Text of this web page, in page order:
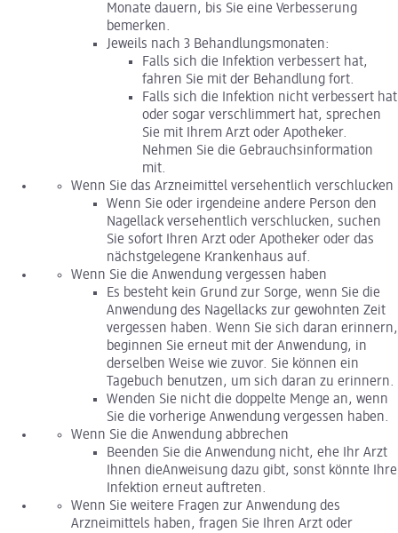
Monate dauern, bis Sie eine Verbesserung
bemerken.
Jeweils nach 3 Behandlungsmonaten:
Falls sich die Infektion verbessert hat,
fahren Sie mit der Behandlung fort.
Falls sich die Infektion nicht verbessert hat
oder sogar verschlimmert hat, sprechen
Sie mit Ihrem Arzt oder Apotheker.
Nehmen Sie die Gebrauchsinformation
mit.
Wenn Sie das Arzneimittel versehentlich verschlucken
Wenn Sie oder irgendeine andere Person den
Nagellack versehentlich verschlucken, suchen
Sie sofort Ihren Arzt oder Apotheker oder das
nächstgelegene Krankenhaus auf.
Wenn Sie die Anwendung vergessen haben
Es besteht kein Grund zur Sorge, wenn Sie die
Anwendung des Nagellacks zur gewohnten Zeit
vergessen haben. Wenn Sie sich daran erinnern,
beginnen Sie erneut mit der Anwendung, in
derselben Weise wie zuvor. Sie können ein
Tagebuch benutzen, um sich daran zu erinnern.
Wenden Sie nicht die doppelte Menge an, wenn
Sie die vorherige Anwendung vergessen haben.
Wenn Sie die Anwendung abbrechen
Beenden Sie die Anwendung nicht, ehe Ihr Arzt
Ihnen dieAnweisung dazu gibt, sonst könnte Ihre
Infektion erneut auftreten.
Wenn Sie weitere Fragen zur Anwendung des
Arzneimittels haben, fragen Sie Ihren Arzt oder